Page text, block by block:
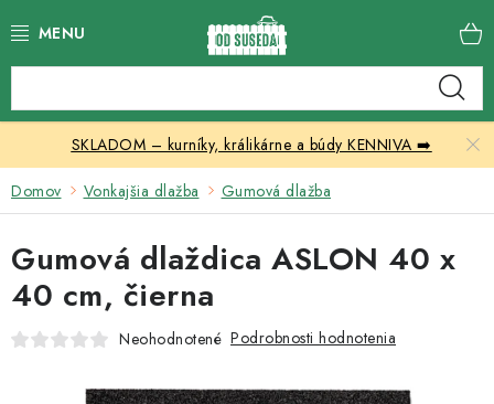
na
Skleníky
Nábytok
Chovateľské potreby
SKLADOM – kurníky, králikárne a búdy KENNIVA ➡️
Domov Vonkajšia dlažba Gumová dlažba
Gumová dlaždica ASLON 40 x
40 cm, čierna
Neohodnotené Podrobnosti hodnotenia